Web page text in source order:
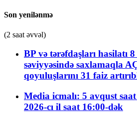
Son yenilənmə
(2 saat əvvəl)
BP və tərəfdaşları hasilatı
səviyyəsində saxlamaqla
qoyuluşlarını 31 faiz
Media icmalı: 5 avqust
2026-cı il saat 16:00-dək